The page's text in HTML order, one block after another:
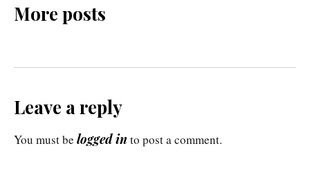
More posts
Leave a reply
You must be logged in to post a comment.